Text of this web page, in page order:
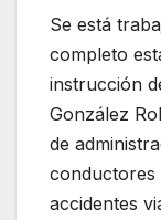
Se está
completo
instrucción
González
de
conductores
accidentes